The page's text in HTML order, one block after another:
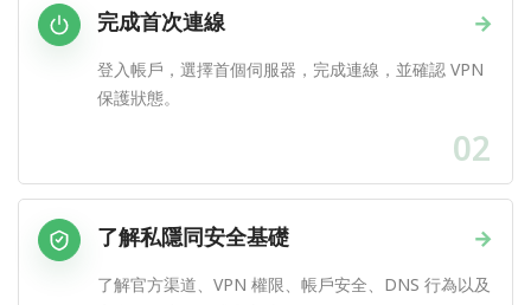
→
完成首次連線
登入帳戶，選擇首個伺服器，完成連線，並確認 VPN
保護狀態。
02
→
了解私隱同安全基礎
了解官方渠道、VPN 權限、帳戶安全、DNS 行為以及